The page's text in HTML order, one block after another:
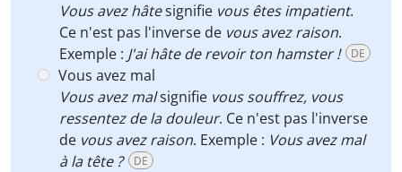
Vous avez hâtesignifie vous êtes impatient.
Ce n'est pas l'inverse de vous avez raison.
Exemple : J'ai hâte de revoir ton hamster ! DE
Vous avez mal
Vous avez malsignifie vous souffrez, vous
ressentez de la douleur. Ce n'est pas l'inverse
de vous avez raison. Exemple : Vous avez mal
à la tête ?
DE